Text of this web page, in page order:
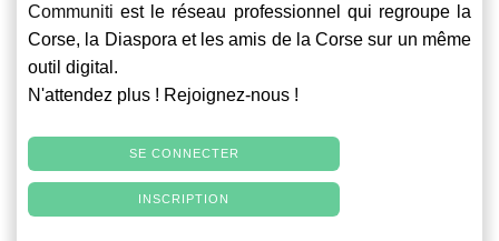
Communiti est le réseau professionnel qui regroupe la
Corse, la Diaspora et les amis de la Corse sur un même
outil digital.
N'attendez plus ! Rejoignez-nous !
SE CONNECTER
INSCRIPTION